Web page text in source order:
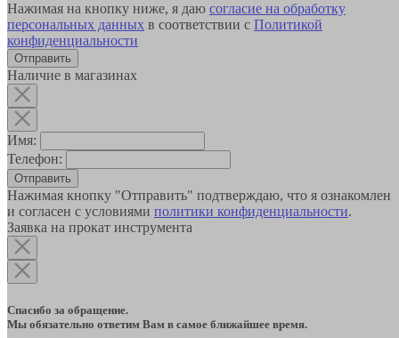
Нажимая на кнопку ниже, я даю согласие на обработку
персональных данных в соответствии с Политикой
конфиденциальности
Наличие в магазинах
Имя:
Телефон:
Отправить
Нажимая кнопку "Отправить" подтверждаю, что я ознакомлен
и согласен с условиями политики конфиденциальности.
Заявка на прокат инструмента
Спасибо за обращение.
Мы обязательно ответим Вам в самое ближайшее время.